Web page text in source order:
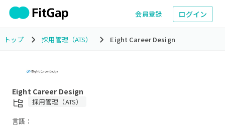
会員登録 ログイン
トップ 採用管理（ATS） Eight Career Design
Eight Career Design
採用管理（ATS）
言語：